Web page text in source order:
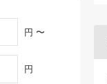
円 〜
円